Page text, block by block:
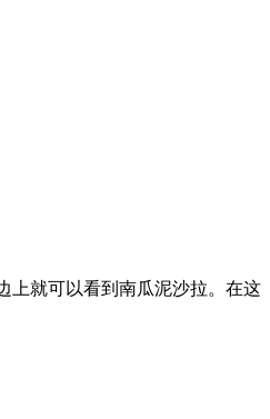
就可以看到南瓜泥沙拉。在这